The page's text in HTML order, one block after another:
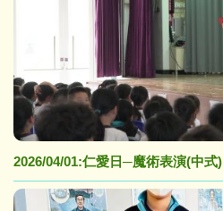
2026/04/01:仁愛日─魔術表演(中式)